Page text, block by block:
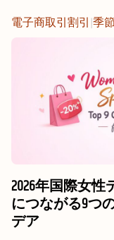
電子商取引割引 |季
2026年国際女
につながる9つ
デア